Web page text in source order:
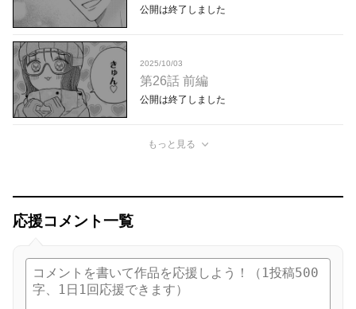
公開は終了しました
2025/10/03
第26話 前編
公開は終了しました
もっと見る
応援コメント一覧